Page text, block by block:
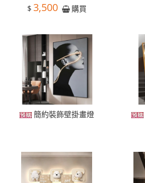
$ 3,500 購買
簡約裝飾壁掛畫燈